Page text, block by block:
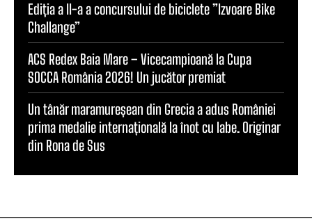
Ediția a II-a a concursului de biciclete ”Izvoare Bike
Challange”
ACS Redex Baia Mare – Vicecampioană la Cupa
SOCCA România 2026! Un jucător premiat
Un tânăr maramureșean din Grecia a adus României
prima medalie internațională la înot cu labe. Originar
din Rona de Sus